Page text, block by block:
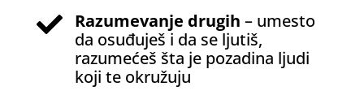
 Razumevanje drugih – umesto
da osuđuješ i da se ljutiš,
razumećeš šta je pozadina ljudi
koji te okružuju